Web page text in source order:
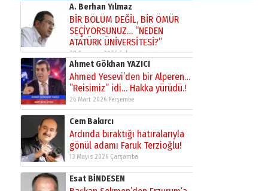
A. Berhan Yılmaz
BİR BÖLÜM DEĞİL, BİR ÖMÜR
SEÇİYORSUNUZ… “NEDEN
ATATÜRK ÜNİVERSİTESİ?”
28 Temmuz 2026 Salı
Ahmet Gökhan YAZICI
Ahmed Yesevi’den bir Alperen…
”Reisimiz” idi… Hakka yürüdü.!
26 Mart 2026 Perşembe
Cem Bakırcı
Ardında bıraktığı hatıralarıyla
gönül adamı Faruk Terzioğlu!
13 Mayıs 2026 Çarşamba
Esat BİNDESEN